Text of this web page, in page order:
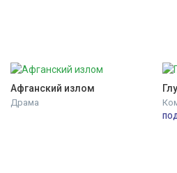
Афганский излом
Драма